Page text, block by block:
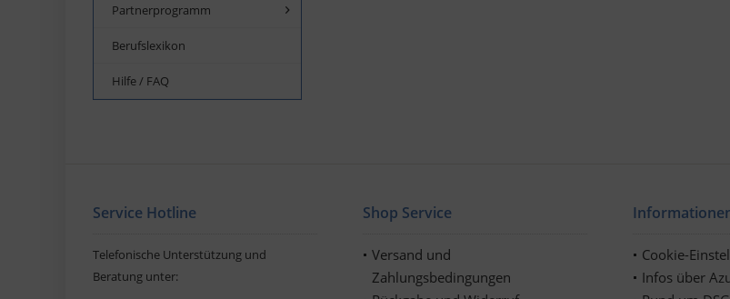
Partnerprogramm
Berufslexikon
Hilfe / FAQ
Service Hotline
Telefonische Unterstützung und
Beratung unter:
Shop Service
Versand und
Zahlungsbedingungen
Cookie-
Infos über